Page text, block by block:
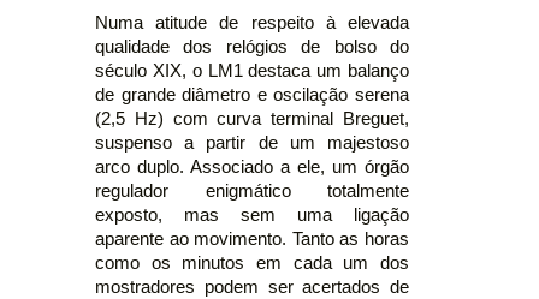
Numa atitude de respeito à elevada
qualidade dos relógios de bolso do
século XIX, o LM1 destaca um balanço
de grande diâmetro e oscilação serena
(2,5 Hz) com curva terminal Breguet,
suspenso a partir de um majestoso
arco duplo. Associado a ele, um órgão
regulador enigmático totalmente
exposto, mas sem uma ligação
aparente ao movimento. Tanto as horas
como os minutos em cada um dos
mostradores podem ser acertados de